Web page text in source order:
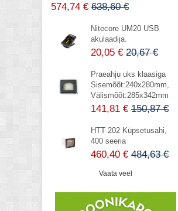
574,74 € 638,60 €
Nitecore UM20 USB
akulaadija.
20,05 € 20,67 €
Praeahju uks klaasiga
Sisemõõt:240x280mm,
Välismõõt:285x342mm
141,81 € 150,87 €
HTT 202 Küpsetusahi,
400 seeria
460,40 € 484,63 €
Vaata veel